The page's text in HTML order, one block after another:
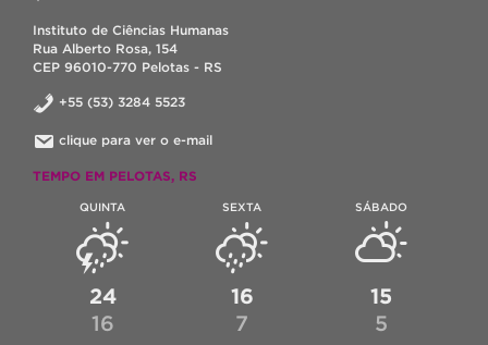
Instituto de Ciências Humanas
Rua Alberto Rosa, 154
CEP 96010-770 Pelotas - RS
+55 (53) 3284 5523
clique para ver o e-mail
TEMPO EM PELOTAS, RS
QUINTA
24
16
SEXTA
16
7
SÁBADO
15
5